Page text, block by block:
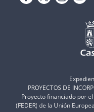
PROYECTOS DE
Proyecto financiado por
(FEDER) de la Unión